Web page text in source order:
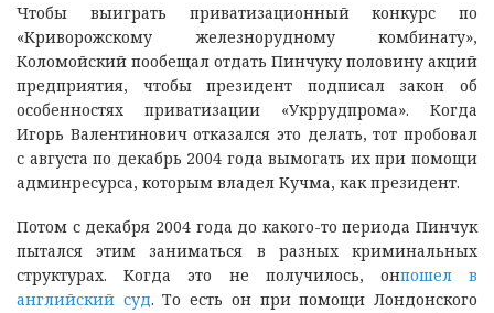
Чтобы выиграть приватизационный конкурс по
«Криворожскому железнорудному комбинату»,
Коломойский пообещал отдать Пинчуку половину акций
предприятия, чтобы президент подписал закон об
особенностях приватизации «Укррудпрома». Когда
Игорь Валентинович отказался это делать, тот пробовал
с августа по декабрь 2004 года вымогать их при помощи
админресурса, которым владел Кучма, как президент.
Потом с декабря 2004 года до какого-то периода Пинчук
пытался этим заниматься в разных криминальных
структурах. Когда это не получилось, онпошел в
английский суд. То есть он при помощи Лондонского